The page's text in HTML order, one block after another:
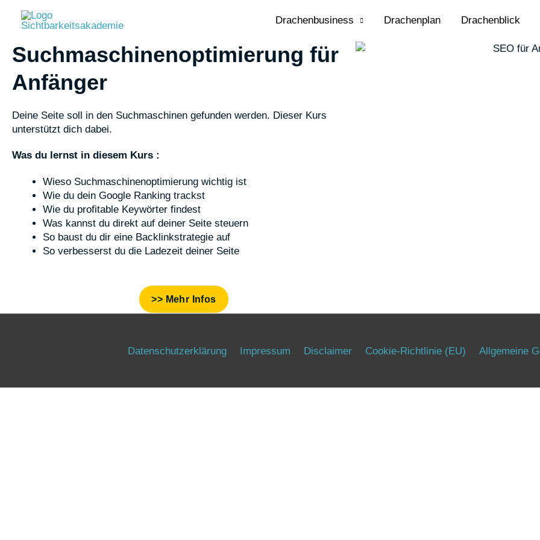
Inhalt
Drachenbusiness Drachenplan Drachenblick
Suchmaschinenoptimierung für
Anfänger
Deine Seite soll in den Suchmaschinen gefunden werden. Dieser Kurs
unterstützt dich dabei.
Was du lernst in diesem Kurs :
Wieso Suchmaschinenoptimierung wichtig ist
Wie du dein Google Ranking trackst
Wie du profitable Keywörter findest
Was kannst du direkt auf deiner Seite steuern
So baust du dir eine Backlinkstrategie auf
So verbesserst du die Ladezeit deiner Seite
>> Mehr Infos
Datenschutzerklärung Impressum Disclaimer Cookie-Richtlinie (EU) Allgemeine